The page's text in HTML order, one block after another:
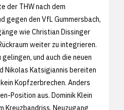
der THW nach dem
gegen den VfL Gummersbach,
wie Christian Dissinger
weiter zu integrieren.
und auch die neuen
Nikolas Katsigiannis bereiten
Kopfzerbrechen. Anders
Position aus. Dominik Klein
Kreuzbandriss, Neuzugang